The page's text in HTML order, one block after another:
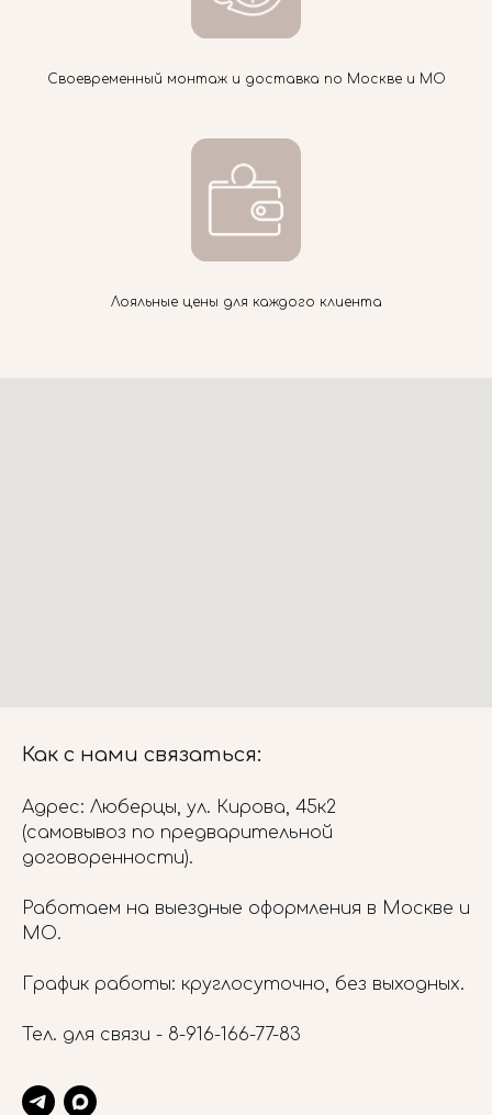
Своевременный монтаж и доставка по Москве и МО
Лояльные цены для каждого клиента
Как с нами связаться:
Адрес: Люберцы, ул. Кирова, 45к2
(самовывоз по предварительной
договоренности).
Работаем на выездные оформления в Москве и
МО.
График работы: круглосуточно, без выходных.
Тел. для связи - 8-916-166-77-83